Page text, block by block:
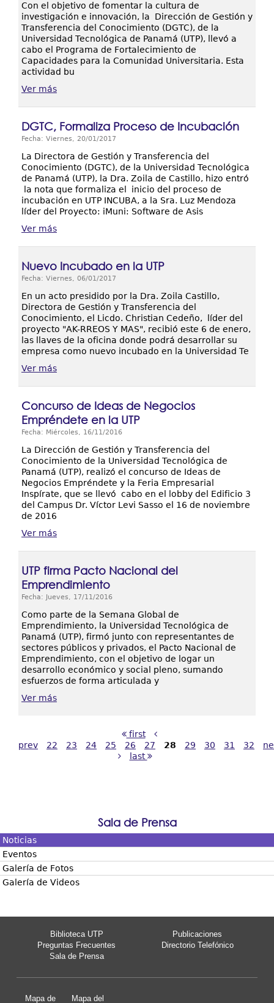
Con el objetivo de fomentar la cultura de
investigación e innovación, la Dirección de Gestión y
Transferencia del Conocimiento (DGTC), de la
Universidad Tecnológica de Panamá (UTP), llevó a
cabo el Programa de Fortalecimiento de
Capacidades para la Comunidad Universitaria. Esta
actividad bu
Ver más
DGTC, Formaliza Proceso de Incubación
Fecha: Viernes, 20/01/2017
La Directora de Gestión y Transferencia del
Conocimiento (DGTC), de la Universidad Tecnológica
de Panamá (UTP), la Dra. Zoila de Castillo, hizo entró
la nota que formaliza el inicio del proceso de
incubación en UTP INCUBA, a la Sra. Luz Mendoza
líder del Proyecto: iMuni: Software de Asis
Ver más
Nuevo Incubado en la UTP
Fecha: Viernes, 06/01/2017
En un acto presidido por la Dra. Zoila Castillo,
Directora de Gestión y Transferencia del
Conocimiento, el Licdo. Christian Cedeño, líder del
proyecto "AK-RREOS Y MAS", recibió este 6 de enero,
las llaves de la oficina donde podrá desarrollar su
empresa como nuevo incubado en la Universidad Te
Ver más
Concurso de Ideas de Negocios
Empréndete en la UTP
Fecha: Miércoles, 16/11/2016
La Dirección de Gestión y Transferencia del
Conocimiento de la Universidad Tecnológica de
Panamá (UTP), realizó el concurso de Ideas de
Negocios Empréndete y la Feria Empresarial
Inspírate, que se llevó cabo en el lobby del Edificio 3
del Campus Dr. Víctor Levi Sasso el 16 de noviembre
de 2016
Ver más
UTP firma Pacto Nacional del
Emprendimiento
Fecha: Jueves, 17/11/2016
Como parte de la Semana Global de
Emprendimiento, la Universidad Tecnológica de
Panamá (UTP), firmó junto con representantes de
sectores públicos y privados, el Pacto Nacional de
Emprendimiento, con el objetivo de logar un
desarrollo económico y social pleno, sumando
esfuerzos de forma articulada y
Ver más
first
prev
22 23 24 25 26 27 28 29 30 31 32
last
Sala de Prensa
Noticias
Eventos
Galería de Fotos
Galería de Videos
Biblioteca UTP
Publicaciones
Preguntas Frecuentes
Directorio Telefónico
Sala de Prensa
Mapa de Mapa del